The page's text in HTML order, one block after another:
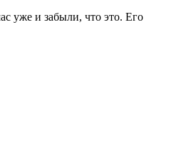
уже и забыли, что это. Его